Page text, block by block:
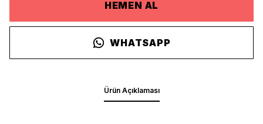
HEMEN AL
WHATSAPP
Ürün Açıklaması